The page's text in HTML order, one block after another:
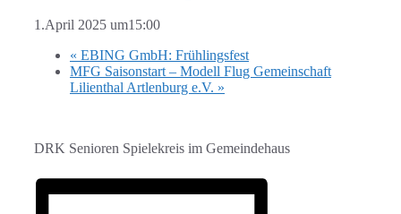
1.April 2025 um15:00
« EBING GmbH: Frühlingsfest
MFG Saisonstart – Modell Flug Gemeinschaft
Lilienthal Artlenburg e.V. »
DRK Senioren Spielekreis im Gemeindehaus